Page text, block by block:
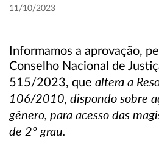
11/10/2023
Informamos a aprovação,
Conselho Nacional de
515/2023, que altera a
106/2010, dispondo sobre
gênero, para acesso das
de 2º grau.